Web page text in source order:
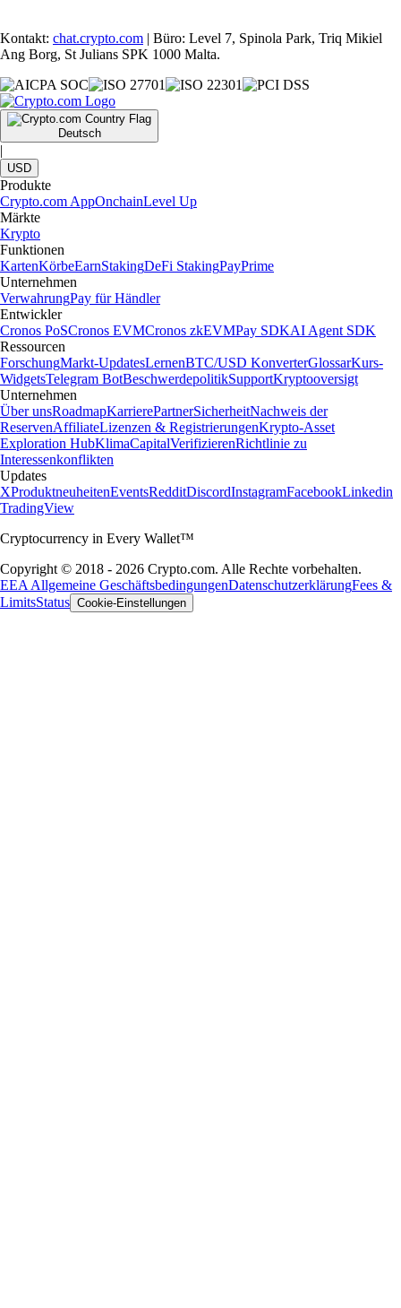
Kontakt: chat.crypto.com | Büro: Level 7, Spinola Park, Triq Mikiel
Ang Borg, St Julians SPK 1000 Malta.
Deutsch
|
USD
Produkte
Crypto.com AppOnchainLevel Up
Märkte
Krypto
Funktionen
KartenKörbeEarnStakingDeFi StakingPayPrime
Unternehmen
VerwahrungPay für Händler
Entwickler
Cronos PoSCronos EVMCronos zkEVMPay SDKAI Agent SDK
Ressourcen
ForschungMarkt-UpdatesLernenBTC/USD KonverterGlossarKurs-
WidgetsTelegram BotBeschwerdepolitikSupportKryptooversigt
Unternehmen
Über unsRoadmapKarrierePartnerSicherheitNachweis der
ReservenAffiliateLizenzen & RegistrierungenKrypto-Asset
Exploration HubKlimaCapitalVerifizierenRichtlinie zu
Interessenkonflikten
Updates
XProduktneuheitenEventsRedditDiscordInstagramFacebookLinkedin
TradingView
Cryptocurrency in Every Wallet™
Copyright © 2018 - 2026 Crypto.com. Alle Rechte vorbehalten.
EEA Allgemeine GeschäftsbedingungenDatenschutzerklärungFees &
LimitsStatus Cookie-Einstellungen